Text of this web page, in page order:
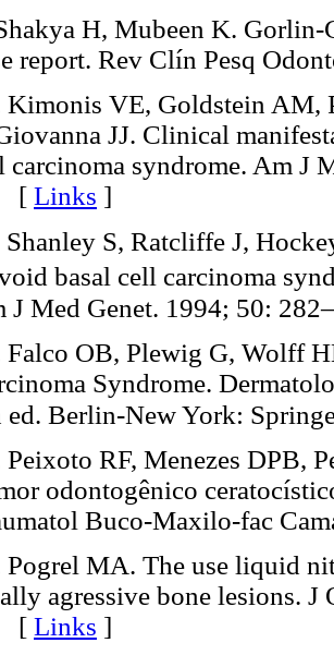
H, Mubeen K.
report. Rev Clín Pesq
Kimonis VE, Goldstein AM,
JJ. Clinical
carcinoma syndrome. Am J
Links ]
Shanley S, Ratcliffe J,
basal cell carcinoma
J Med Genet. 1994; 50:
Falco OB, Plewig G, Wolff
Syndrome.
ed. Berlin-New York:
Peixoto RF, Menezes DPB,
odontogênico
Buco-Maxilo-fac
Pogrel MA. The use liquid
agressive bone lesions.
Links ]